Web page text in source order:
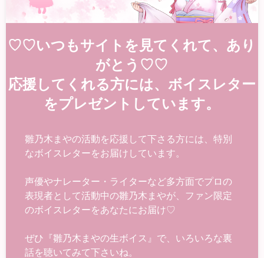
♡♡いつもサイトを見てくれて、あり
がとう♡♡
応援してくれる方には、ボイスレター
をプレゼントしています。
雛乃木まやの活動を応援して下さる方には、特別
なボイスレターをお届けしています。
声優やナレーター・ライターなど多方面でプロの
表現者として活動中の雛乃木まやが、ファン限定
のボイスレターをあなたにお届け♡
ぜひ『雛乃木まやの生ボイス』で、いろいろな裏
話を聴いてみて下さいね。